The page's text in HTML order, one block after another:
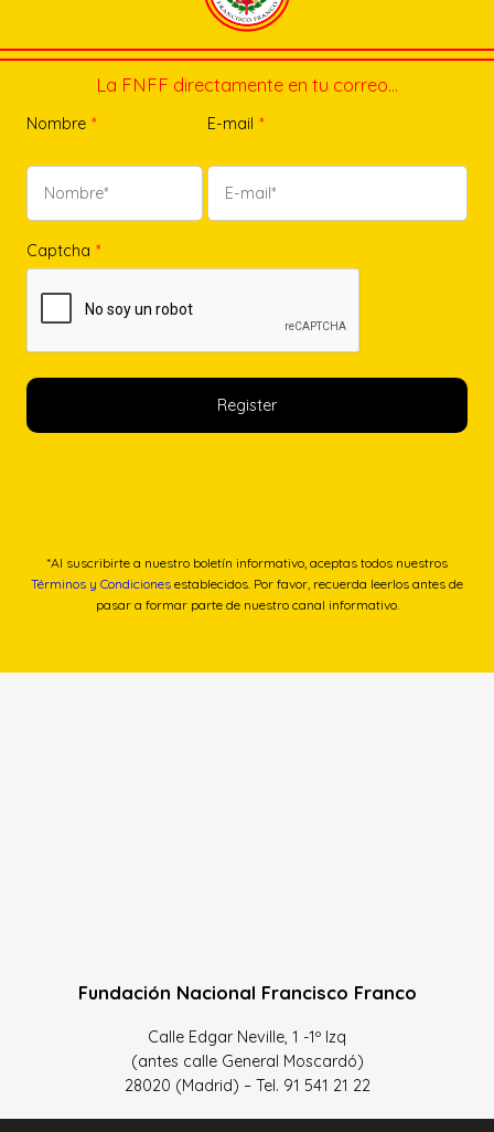
La FNFF directamente en tu correo…
Nombre * E-mail *
Captcha *
*Al suscribirte a nuestro boletín informativo, aceptas todos nuestros
Términos y Condiciones establecidos. Por favor, recuerda leerlos antes de
pasar a formar parte de nuestro canal informativo.
Fundación Nacional Francisco Franco
Calle Edgar Neville, 1 -1º Izq
(antes calle General Moscardó)
28020 (Madrid) – Tel. 91 541 21 22